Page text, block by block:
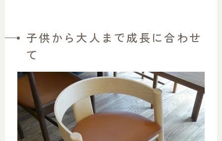
子供から大人まで成長に合わせ
て